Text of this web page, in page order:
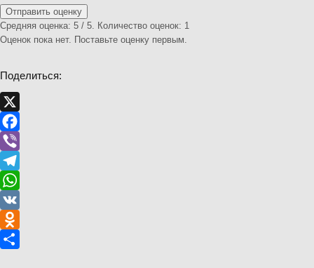
Отправить оценку
Средняя оценка: 5 / 5. Количество оценок: 1
Оценок пока нет. Поставьте оценку первым.
Поделиться:
X
Facebook
Viber
Telegram
WhatsApp
VK
Odnoklassniki